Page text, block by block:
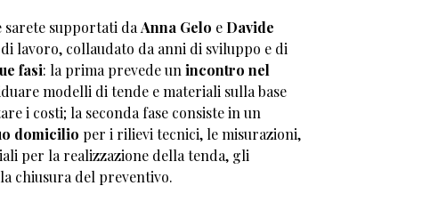
supportati da Anna Gelo e Davide
lavoro, collaudato da anni di sviluppo e di
fasi: la prima prevede un incontro nel
modelli di tende e materiali sulla base
i costi; la seconda fase consiste in un
domicilio per i rilievi tecnici, le misurazioni,
per la realizzazione della tenda, gli
chiusura del preventivo.